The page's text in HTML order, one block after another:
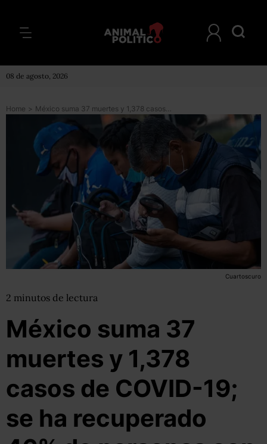
08 de agosto, 2026
Home > México suma 37 muertes y 1,378 casos de COVID-19; se ha recuperado 46% de personas con contagios: Salud
Cuartoscuro
2 minutos de lectura
México suma 37
muertes y 1,378
casos de COVID-19;
se ha recuperado